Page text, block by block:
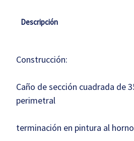
existencias:
Descripción
Construcción:
Caño de sección cuadrada de
perimetral
terminación en pintura al horno